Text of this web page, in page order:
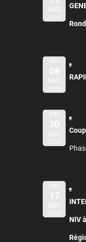
AVR
2020
VEN
08
MAI
2020
DIM
10
MAI
2020
DIM
17
MAI
2020
NIV